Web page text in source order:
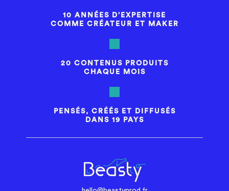
10 ANNÉES D’EXPERTISE
COMME CRÉATEUR ET MAKER
20 CONTENUS PRODUITS
CHAQUE MOIS
PENSÉS, CRÉÉS ET DIFFUSÉS
DANS 19 PAYS